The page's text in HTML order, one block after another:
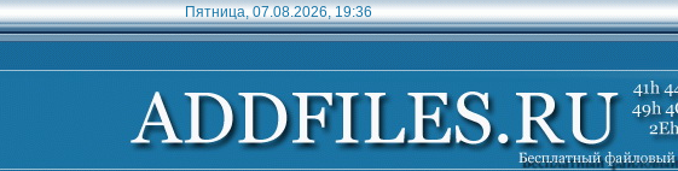
Пятница, 07.08.2026, 19:36